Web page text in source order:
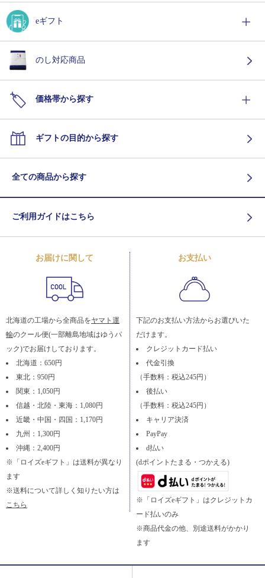
eギフト
のし対応商品
価格帯から探す
ギフトの目的から探す
全ての商品から探す
ご利用ガイドはこちら
お届けに関して
北海道の工場から全商品をヤマト運
輸のクール便(一部離島地域はゆうパ
ック)でお届けしております。
北海道：650円
東北：950円
関東：1,050円
信越・北陸・東海：1,080円
近畿・中国・四国：1,170円
九州：1,300円
沖縄：2,400円
※「ロイズeギフト」は送料が異なり
ます
※送料について詳しく知りたい方は
こちら
お支払い
下記のお支払い方法からお選びいた
だけます。
クレジットカード払い
代金引換
（手数料：税込245円）
後払い
（手数料：税込245円）
キャリア決済
PayPay
d払い
(dポイントたまる・つかえる)
※「ロイズeギフト」はクレジットカ
ード払いのみ
※商品代金の他、別途送料がかかり
ます